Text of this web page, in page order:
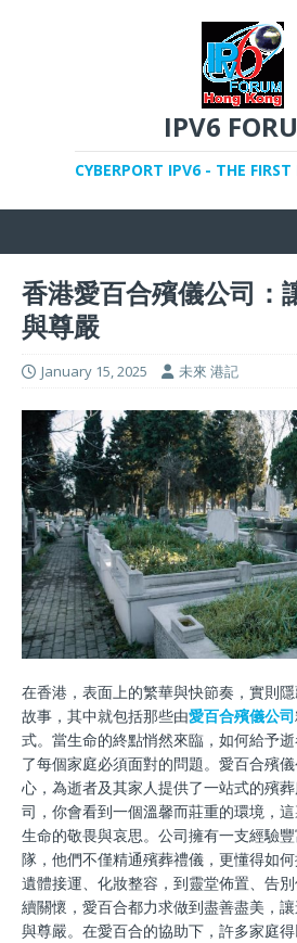
IPV6
CYBERPORT IPV6 - THE
香港愛百合殯儀公司：
與尊嚴
January 15, 2025 未來 港記
在香港，表面上的繁華與快節奏，實則
故事，其中就包括那些由愛百合殯儀公司
式。當生命的終點悄然來臨，如何給予
了每個家庭必須面對的問題。愛百合殯
心，為逝者及其家人提供了一站式的殯
司，你會看到一個溫馨而莊重的環境，
生命的敬畏與哀思。公司擁有一支經驗
隊，他們不僅精通殯葬禮儀，更懂得如
遺體接運、化妝整容，到靈堂佈置、告
續關懷，愛百合都力求做到盡善盡美，
與尊嚴。在愛百合的協助下，許多家庭